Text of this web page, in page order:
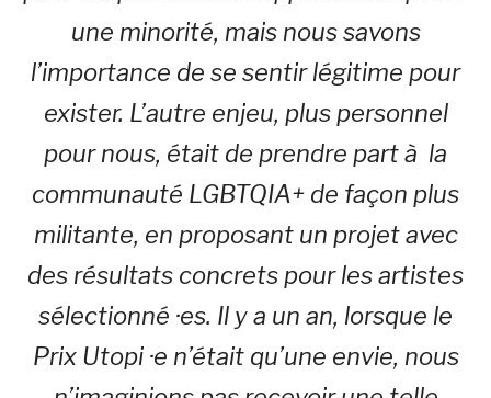
une minorité, mais nous savons
l’importance de se sentir légitime pour
exister. L’autre enjeu, plus personnel
pour nous, était de prendre part à la
communauté LGBTQIA+ de façon plus
militante, en proposant un projet avec
des résultats concrets pour les artistes
sélectionné ·es. Il y a un an, lorsque le
Prix Utopi ·e n’était qu’une envie, nous